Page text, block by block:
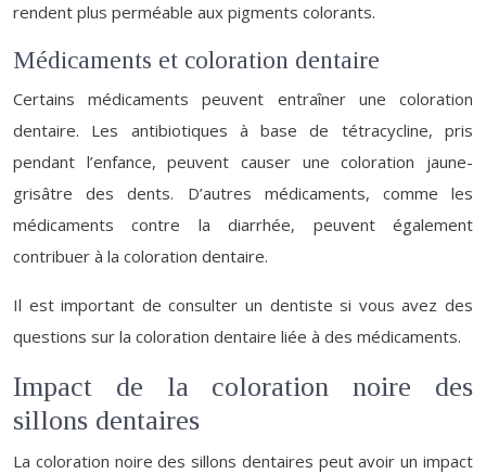
rendent plus perméable aux pigments colorants.
Médicaments et coloration dentaire
Certains médicaments peuvent entraîner une coloration
dentaire. Les antibiotiques à base de tétracycline, pris
pendant l’enfance, peuvent causer une coloration jaune-
grisâtre des dents. D’autres médicaments, comme les
médicaments contre la diarrhée, peuvent également
contribuer à la coloration dentaire.
Il est important de consulter un dentiste si vous avez des
questions sur la coloration dentaire liée à des médicaments.
Impact de la coloration noire des
sillons dentaires
La coloration noire des sillons dentaires peut avoir un impact